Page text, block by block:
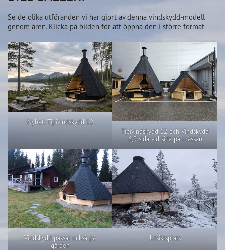
Se de olika utföranden vi har gjort av denna vindskydd-modell
genom åren. Klicka på bilden för att öppna den i större format.
Nyhet: Tipivindskydd 12
Tipivindskydd 12 och Vindskydd
6,9 sida vid sida på mässan
Vindskydd passar också på
gården
Utsiktsplats